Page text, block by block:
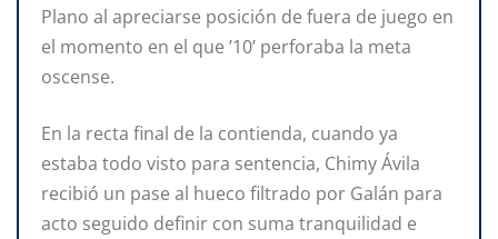
Plano al apreciarse posición de fuera de juego en
el momento en el que ’10’ perforaba la meta
oscense.
En la recta final de la contienda, cuando ya
estaba todo visto para sentencia, Chimy Ávila
recibió un pase al hueco filtrado por Galán para
acto seguido definir con suma tranquilidad e